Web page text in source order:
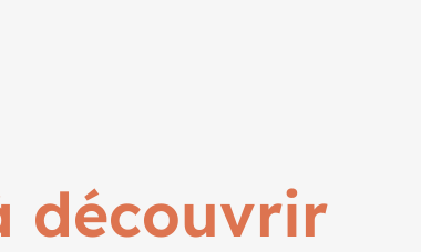
découvrir